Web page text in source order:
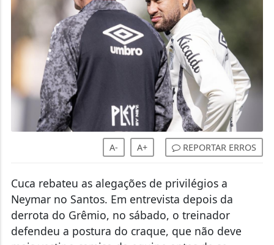
REPORTAR ERROS
Cuca rebateu as alegações de privilégios a
Neymar no Santos. Em entrevista depois da
defendeu a postura do craque, que não deve
mais vestir a camisa da equipe antes de se
apresentar no dia 27 para a seleção brasileira na
Granja Comary.